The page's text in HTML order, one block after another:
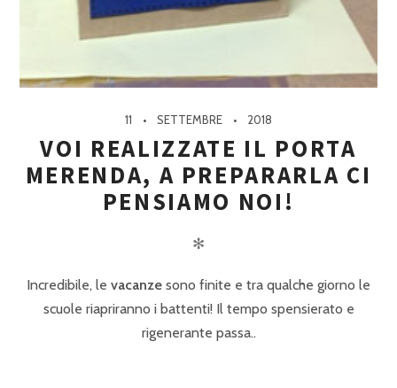
11 SETTEMBRE 2018
VOI REALIZZATE IL PORTA
MERENDA, A PREPARARLA CI
PENSIAMO NOI!
✻
Incredibile, le vacanze sono finite e tra qualche giorno le
scuole riapriranno i battenti! Il tempo spensierato e
rigenerante passa..